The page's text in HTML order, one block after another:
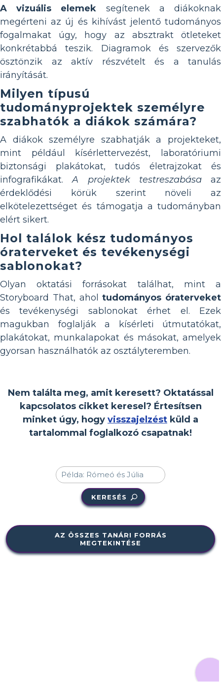
A vizuális elemek segítenek a diákoknak
megérteni az új és kihívást jelentő tudományos
fogalmakat úgy, hogy az absztrakt ötleteket
konkrétabbá teszik. Diagramok és szervezők
ösztönzik az aktív részvételt és a tanulás
irányítását.
Milyen típusú
tudományprojektek személyre
szabhatók a diákok számára?
A diákok személyre szabhatják a projekteket,
mint például kísérlettervezést, laboratóriumi
biztonsági plakátokat, tudós életrajzokat és
infografikákat.A projektek testreszabásaaz
érdeklődési körük szerint növeli az
elkötelezettséget és támogatja a tudományban
elért sikert.
Hol találok kész tudományos
óraterveket és tevékenységi
sablonokat?
Olyan oktatási forrásokat találhat, mint a
Storyboard That, aholtudományos óraterveket
és tevékenységi sablonokat érhet el. Ezek
magukban foglalják a kísérleti útmutatókat,
plakátokat, munkalapokat és másokat, amelyek
gyorsan használhatók az osztályteremben.
Nem találta meg, amit keresett? Oktatással
kapcsolatos cikket keresel? Értesítsen
minket úgy, hogy visszajelzést küld a
tartalommal foglalkozó csapatnak!
KERESÉS
AZ ÖSSZES TANÁRI FORRÁS
MEGTEKINTÉSE